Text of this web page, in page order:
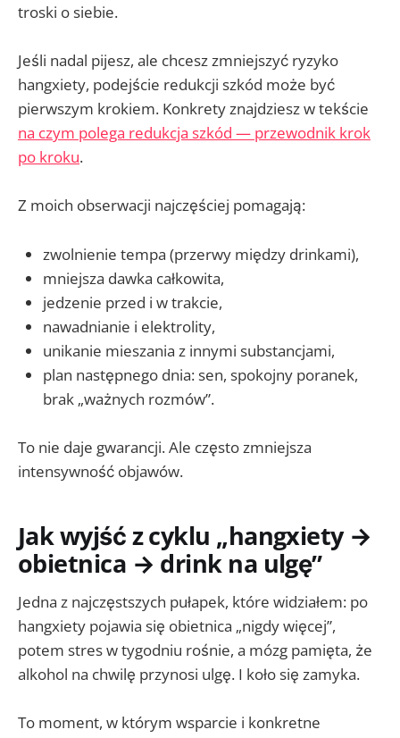
troski o siebie.
Jeśli nadal pijesz, ale chcesz zmniejszyć ryzyko
hangxiety, podejście redukcji szkód może być
pierwszym krokiem. Konkrety znajdziesz w tekście
na czym polega redukcja szkód — przewodnik krok
po kroku.
Z moich obserwacji najczęściej pomagają:
zwolnienie tempa (przerwy między drinkami),
mniejsza dawka całkowita,
jedzenie przed i w trakcie,
nawadnianie i elektrolity,
unikanie mieszania z innymi substancjami,
plan następnego dnia: sen, spokojny poranek,
brak „ważnych rozmów”.
To nie daje gwarancji. Ale często zmniejsza
intensywność objawów.
Jak wyjść z cyklu „hangxiety →
obietnica → drink na ulgę”
Jedna z najczęstszych pułapek, które widziałem: po
hangxiety pojawia się obietnica „nigdy więcej”,
potem stres w tygodniu rośnie, a mózg pamięta, że
alkohol na chwilę przynosi ulgę. I koło się zamyka.
To moment, w którym wsparcie i konkretne